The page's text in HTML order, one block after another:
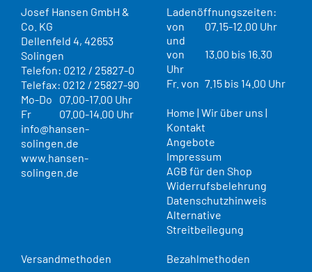
Josef Hansen GmbH &
Co. KG
Dellenfeld 4, 42653
Solingen
Telefon: 0212 / 25827-0
Telefax: 0212 / 25827-90
Mo-Do
07.00-17.00 Uhr
Fr
07.00-14.00 Uhr
info@hansen-
solingen.de
www.hansen-
solingen.de
Ladenöffnungszeiten:
von
07.15-12.00 Uhr
und
von
13.00 bis 16.30
Uhr
Fr. von 7.15 bis 14.00 Uhr
Home | Wir über uns |
Kontakt
Angebote
Impressum
AGB für den Shop
Widerrufsbelehrung
Datenschutzhinweis
Alternative
Streitbeilegung
Versandmethoden Bezahlmethoden